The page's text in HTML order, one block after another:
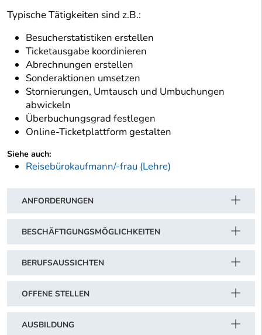
Typische Tätigkeiten sind z.B.:
Besucherstatistiken erstellen
Ticketausgabe koordinieren
Abrechnungen erstellen
Sonderaktionen umsetzen
Stornierungen, Umtausch und Umbuchungen
abwickeln
Überbuchungsgrad festlegen
Online-Ticketplattform gestalten
Siehe auch:
Reisebürokaufmann/-frau (Lehre)
ANFORDERUNGEN
BESCHÄFTIGUNGSMÖGLICHKEITEN
BERUFSAUSSICHTEN
OFFENE STELLEN
AUSBILDUNG